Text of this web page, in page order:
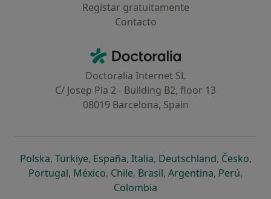
Registar gratuitamente
Contacto
Doctoralia - Homepage
Doctoralia Internet SL
C/ Josep Pla 2 - Building B2, floor 13
08019 Barcelona, Spain
Polskaabre num novo separador
, Türkiyeabre num novo separador
, Españaabre num novo separador
, Italiaabre num novo
, Deutschlandabre num
, Česko,
Portugalabre num novo separador
, Méxicoabre num novo separador
, Chileabre num novo separador
, Brasilabre num novo
, Argentinaabre num
, Perúabre
,
Colombia